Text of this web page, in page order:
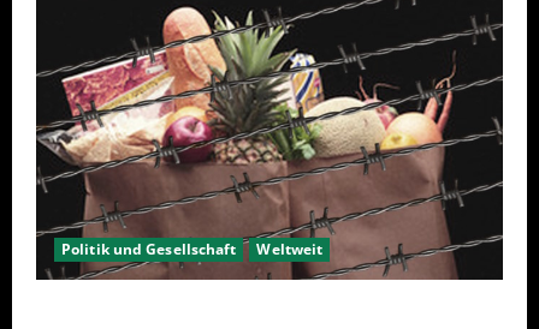
Politik und Gesellschaft Weltweit